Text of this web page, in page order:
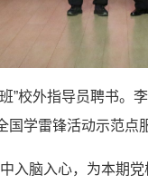
”校外指导员聘书
学雷锋活动示范点
入脑入心，为本期